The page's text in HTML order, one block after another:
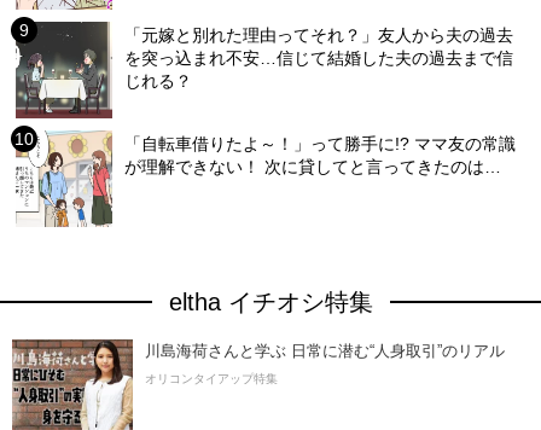
「元嫁と別れた理由ってそれ？」友人から夫の過去
を突っ込まれ不安…信じて結婚した夫の過去まで信
じれる？
「自転車借りたよ～！」って勝手に!? ママ友の常識
が理解できない！ 次に貸してと言ってきたのは…
eltha イチオシ特集
川島海荷さんと学ぶ 日常に潜む“人身取引”のリアル
オリコンタイアップ特集